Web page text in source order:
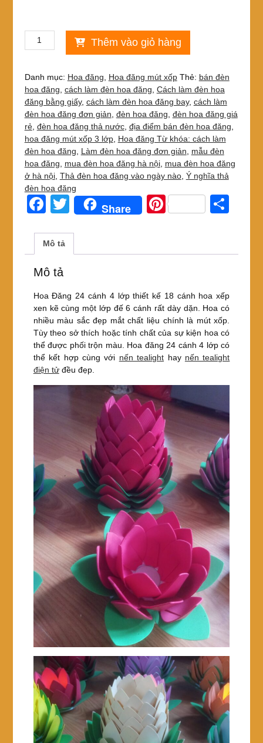
Hoa
đăng
cánh
4
lớp
thiết
kế
dày
dặn
đẹp
lung
linh
số
lượng
Thêm vào giỏ hàng
Danh mục: Hoa đăng Hoa đăng mút xốp Thẻ: bán đèn
hoa đăng cách làm đèn hoa đăng Cách làm đèn hoa
đăng bằng giấy, cách làm đèn hoa đăng bay, cách làm
đèn hoa đăng đơn giản đèn hoa đăng đèn hoa đăng giá
rẻ, đèn hoa đăng thả nước, địa điểm bán đèn hoa đăng
hoa đăng mút xốp 3 lớp, Hoa đăng Từ khóa: cách làm
đèn hoa đăng
Làm đèn hoa đăng đơn giản
mẫu đèn
hoa đăng
mua đèn hoa đăng hà nội, mua đèn hoa đăng
ở hà nội, Thả đèn hoa đăng vào ngày nào, Ý nghĩa thả
đèn hoa đăng
F
c
b
o
o
k
T
er
Share
Pi
e
e
Mô tả
Mô tả
Hoa Đăng 24 cánh 4 lớp thiết kế 18 cánh hoa xếp
xen kẽ cùng một lớp đế 6 cánh rất dày dặn. Hoa có
nhiều màu sắc đẹp mắt chất liệu chính là mút xốp.
Tùy theo sở thích hoặc tính chất của sự kiện hoa có
thể được phối trộn màu. Hoa đăng 24 cánh 4 lớp có
thể kết hợp cùng với nến tealight hay nến tealight
điện tửđều đẹp.